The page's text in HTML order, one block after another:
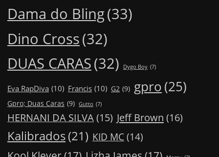
Dama do Bling(33)
Dino Cross(32)
DUAS CARAS(32) Dygo Boy (7)
Eva RapDiva (10) Francis (10) G2 (9) gpro(25)
Gpro; Duas Caras (9) Gutto (7)
HERNANI DA SILVA(15) Jeff Brown (16)
Kalibrados(21) KID MC (14)